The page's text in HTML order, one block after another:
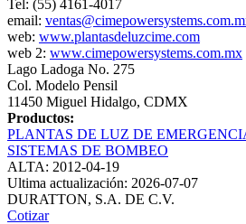
Tel: (55) 4161-4017
email:
web: www.plantasdeluzcime.com
web 2: www.cimepowersystems.com.mx
Lago Ladoga No. 275
Col. Modelo Pensil
11450 Miguel Hidalgo, CDMX
Productos:
PLANTAS DE LUZ DE
SISTEMAS DE BOMBEO
ALTA: 2012-04-19
Ultima actualización: 2026-07-07
DURATTON, S.A. DE C.V.
Cotizar